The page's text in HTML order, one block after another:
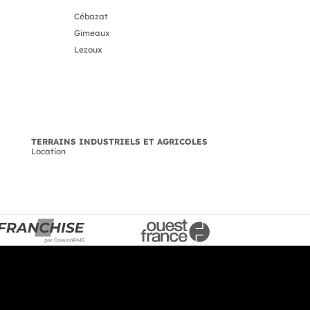
Cébazat
Gimeaux
Lezoux
TERRAINS INDUSTRIELS ET AGRICOLES
Location